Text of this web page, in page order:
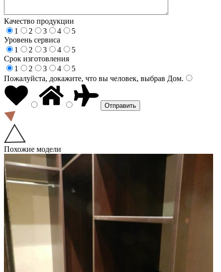
Качество продукции
1
2 3 4
5
Уровень сервиса
1
2 3 4
5
Срок изготовления
1
2 3 4
5
Пожалуйста, докажите, что вы человек, выбрав Дом.
Похожие модели